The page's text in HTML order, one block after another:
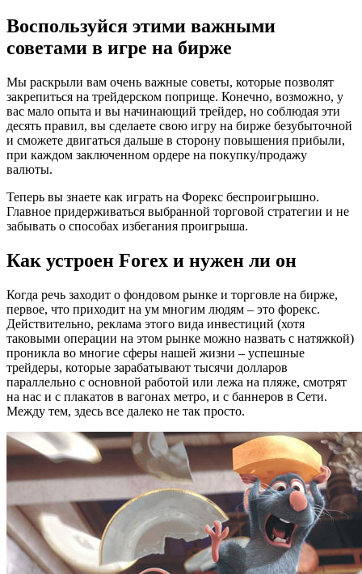
Воспользуйся этими важными
советами в игре на бирже
Мы раскрыли вам очень важные советы, которые позволят
закрепиться на трейдерском поприще. Конечно, возможно, у
вас мало опыта и вы начинающий трейдер, но соблюдая эти
десять правил, вы сделаете свою игру на бирже безубыточной
и сможете двигаться дальше в сторону повышения прибыли,
при каждом заключенном ордере на покупку/продажу
валюты.
Теперь вы знаете как играть на Форекс беспроигрышно.
Главное придерживаться выбранной торговой стратегии и не
забывать о способах избегания проигрыша.
Как устроен Forex и нужен ли он
Когда речь заходит о фондовом рынке и торговле на бирже,
первое, что приходит на ум многим людям – это форекс.
Действительно, реклама этого вида инвестиций (хотя
таковыми операции на этом рынке можно назвать с натяжкой)
проникла во многие сферы нашей жизни – успешные
трейдеры, которые зарабатывают тысячи долларов
параллельно с основной работой или лежа на пляже, смотрят
на нас и с плакатов в вагонах метро, и с баннеров в Сети.
Между тем, здесь все далеко не так просто.